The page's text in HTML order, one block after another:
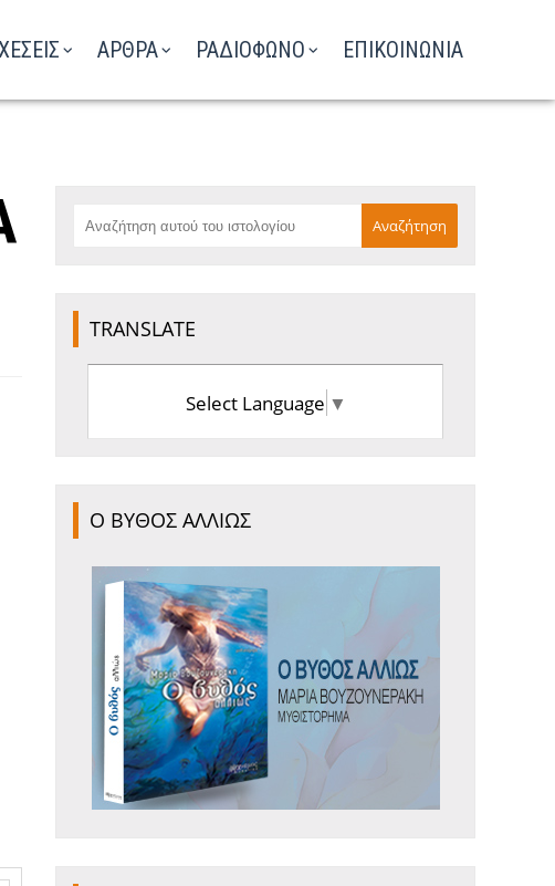
ΑΡΘΡΑ ΡΑΔΙΟΦΩΝΟ ΕΠΙΚΟΙΝΩΝΙΑ
TRANSLATE
Select Language ▼
Ο ΒΥΘΟΣ ΑΛΛΙΩΣ